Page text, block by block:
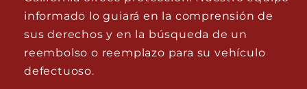
informado lo guiará en la comprensión de
sus derechos y en la búsqueda de un
reembolso o reemplazo para su vehículo
defectuoso.